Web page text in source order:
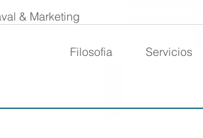
& Marketing
Filosofia Servicios